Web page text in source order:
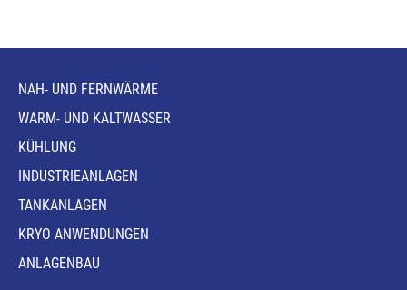
NAH- UND FERNWÄRME
WARM- UND KALTWASSER
KÜHLUNG
INDUSTRIEANLAGEN
TANKANLAGEN
KRYO ANWENDUNGEN
ANLAGENBAU